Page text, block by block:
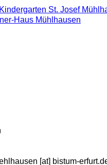
St. Josef
Haus Mühlhausen
[at] bistum-